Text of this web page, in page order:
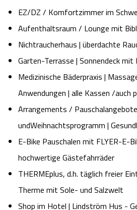
Shop
Angebote
Kontakt
Urlaub mit
Urlaub auf dem
Abenteuerland
Battle Kart
Adventure District
Unterkünfte
Ausflugsziele
EZ/DZ / Komfortzimmer im
Aufenthaltsraum / Lounge mit
Nichtraucherhaus | überdachte
Garten-Terrasse | Sonnendeck mit
Medizinische Bäderpraxis |
Anwendungen | alle Kassen /auch
Arrangements / Pauschalangebote
undWeihnachtsprogramm |
E-Bike Pauschalen mit FLYER-E-
hochwertige Gästefahrräder
THERMEplus, d.h. täglich freier
Therme mit Sole- und Salzwelt
Shop im Hotel | Lindström Hus -